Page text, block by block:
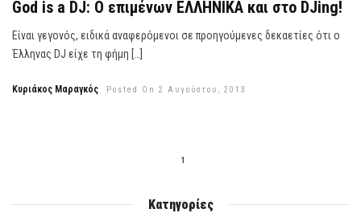
God is a DJ: Ο επιμένων ΕΛΛΗΝΙΚΑ και στο DJing!
Είναι γεγονός, ειδικά αναφερόμενοι σε προηγούμενες δεκαετίες ότι ο
Έλληνας DJ είχε τη φήμη […]
Κυριάκος Μαραγκός Posted On 2 Αυγούστου, 2013
1
Κατηγορίες